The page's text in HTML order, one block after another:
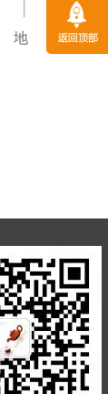
地